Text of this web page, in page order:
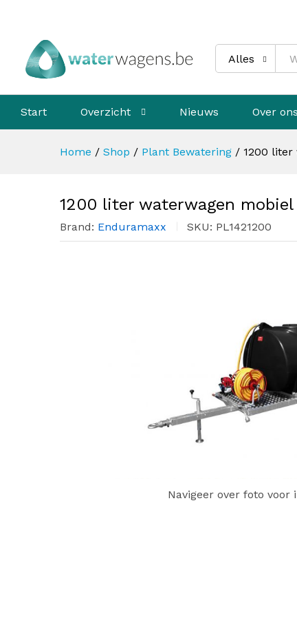
Alles
Start Overzicht Nieuws Over ons
Home / Shop / Plant Bewatering / 1200 liter
1200 liter waterwagen
Brand: Enduramaxx SKU: PL1421200
Navigeer over foto voor